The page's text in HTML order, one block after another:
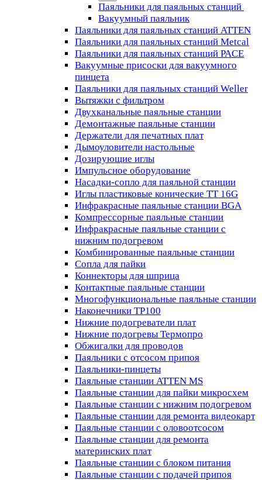
Паяльники для паяльных станций
Вакуумный паяльник
Паяльники для паяльных станций ATTEN
Паяльники для паяльных станций Metcal
Паяльники для паяльных станций PACE
Вакуумные присоски для вакуумного
пинцета
Паяльники для паяльных станций Weller
Вытяжки с фильтром
Двухканальные паяльные станции
Демонтажные паяльные станции
Держатели для печатных плат
Дымоуловители настольные
Дозирующие иглы
Импульсное оборудование
Насадки-сопло для паяльной станции
Иглы пластиковые конические TT 16G
Инфракрасные паяльные станции BGA
Компрессорные паяльные станции
Инфракрасные паяльные станции с
нижним подогревом
Комбинированные паяльные станции
Сопла для пайки
Коннекторы для шприца
Контактные паяльные станции
Многофункциональные паяльные станции
Наконечники TP100
Нижние подогреватели плат
Нижние подогревы Термопро
Обжигалки для проводов
Паяльники с отсосом припоя
Паяльники-пинцеты
Паяльные станции ATTEN MS
Паяльные станции для пайки микросхем
Паяльные станции с нижним подогревом
Паяльные станции для ремонта видеокарт
Паяльные станции с оловоотсосом
Паяльные станции для ремонта
материнских плат
Паяльные станции с блоком питания
Паяльные станции с подачей припоя